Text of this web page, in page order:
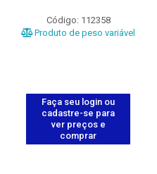
Código: 112358
Produto de peso variável
Faça seu login ou
cadastre-se para
ver preços e
comprar